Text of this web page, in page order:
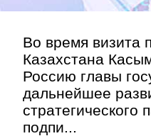
Во время визита
Казахстана
Россию главы
дальнейшее
стратегического
подпи...
Контакт»